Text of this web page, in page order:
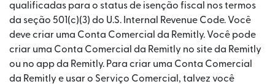
qualificadas para o status de isenção fiscal nos termos
da seção 501(c)(3) do U.S. Internal Revenue Code. Você
deve criar uma Conta Comercial da Remitly. Você pode
criar uma Conta Comercial da Remitly no site da Remitly
ou no app da Remitly. Para criar uma Conta Comercial
da Remitly e usar o Serviço Comercial, talvez você